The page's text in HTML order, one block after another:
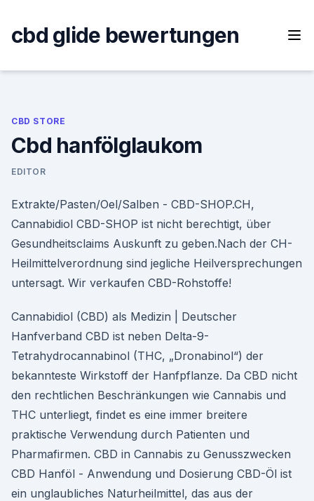
content
cbd glide bewertungen
CBD STORE
Cbd hanfölglaukom
EDITOR
Extrakte/Pasten/Oel/Salben - CBD-SHOP.CH,
Cannabidiol CBD-SHOP ist nicht berechtigt, über
Gesundheitsclaims Auskunft zu geben.Nach der CH-
Heilmittelverordnung sind jegliche Heilversprechungen
untersagt. Wir verkaufen CBD-Rohstoffe!
Cannabidiol (CBD) als Medizin | Deutscher
Hanfverband CBD ist neben Delta-9-
Tetrahydrocannabinol (THC, „Dronabinol“) der
bekannteste Wirkstoff der Hanfpflanze. Da CBD nicht
den rechtlichen Beschränkungen wie Cannabis und
THC unterliegt, findet es eine immer breitere
praktische Verwendung durch Patienten und
Pharmafirmen. CBD in Cannabis zu Genusszwecken
CBD Hanföl - Anwendung und Dosierung CBD-Öl ist
ein unglaubliches Naturheilmittel, das aus der